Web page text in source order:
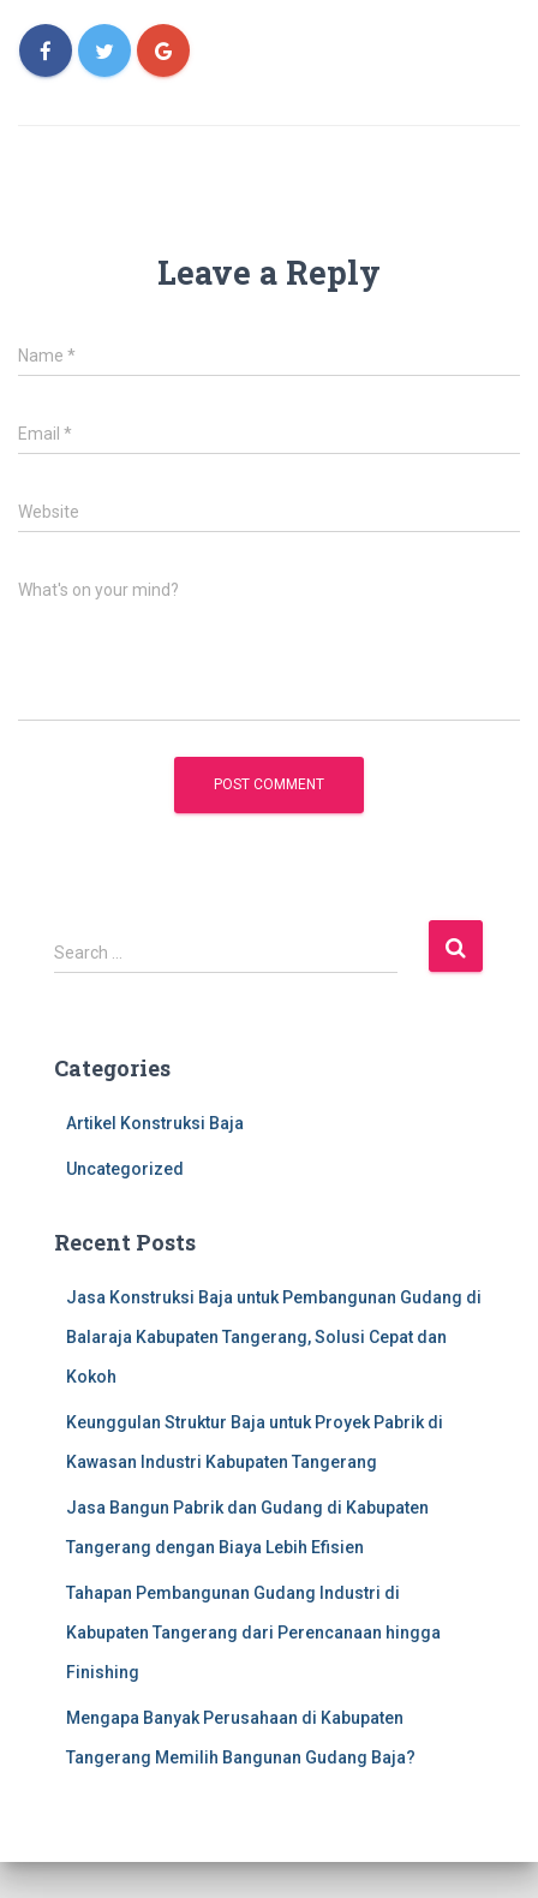
Leave a Reply
Name *
Email *
Website
What's on your mind?
S
e
h
Search …
Categories
Artikel Konstruksi Baja
Uncategorized
Recent Posts
Jasa Konstruksi Baja untuk Pembangunan Gudang di
Balaraja Kabupaten Tangerang, Solusi Cepat dan
Kokoh
Keunggulan Struktur Baja untuk Proyek Pabrik di
Kawasan Industri Kabupaten Tangerang
Jasa Bangun Pabrik dan Gudang di Kabupaten
Tangerang dengan Biaya Lebih Efisien
Tahapan Pembangunan Gudang Industri di
Kabupaten Tangerang dari Perencanaan hingga
Finishing
Mengapa Banyak Perusahaan di Kabupaten
Tangerang Memilih Bangunan Gudang Baja?